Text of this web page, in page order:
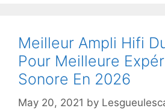
Meilleur Ampli Hifi
Pour Meilleure
Sonore En 2026
May 20, 2021 by